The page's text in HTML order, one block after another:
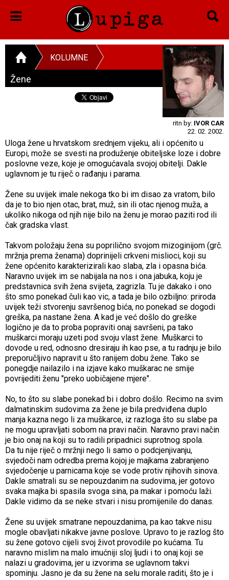
KOLUMNE
Žene
ritn by: IVOR CAR
22. 02. 2002.
Uloga žene u hrvatskom srednjem vijeku, ali i općenito u
Europi, može se svesti na produženje obiteljske loze i dobre
poslovne veze, koje je omogućavala svojoj obitelji. Dakle
uglavnom je tu riječ o rađanju i parama.
Žene su uvijek imale nekoga tko bi im disao za vratom, bilo
da je to bio njen otac, brat, muž, sin ili otac njenog muža, a
ukoliko nikoga od njih nije bilo na ženu je morao paziti rod ili
čak gradska vlast.
Takvom položaju žena su poprilično svojom mizoginijom (grč.
mržnja prema ženama) doprinijeli crkveni mislioci, koji su
žene općenito karakterizirali kao slaba, zla i opasna bića.
Naravno uvijek im se nabijala na nos i ona jabuka, koju je
predstavnica svih žena svijeta, zagrizla. Tu je dakako i ono
što smo ponekad čuli kao vic, a tada je bilo ozbiljno: priroda
uvijek teži stvorenju savršenog bića, no ponekad se dogodi
greška, pa nastane žena. A kad je već došlo do greške
logično je da to proba popraviti onaj savršeni, pa tako
muškarci moraju uzeti pod svoju vlast žene. Muškarci to
dovode u red, odnosno dresiraju ih kao pse, a tu radnju je bilo
preporučljivo napravit u što ranijem dobu žene. Tako se
ponegdje nailazilo i na izjave kako muškarac ne smije
povrijediti ženu "preko uobičajene mjere".
No, to što su slabe ponekad bi i dobro došlo. Recimo na svim
dalmatinskim sudovima za žene je bila predviđena duplo
manja kazna nego li za muškarce, iz razloga što su slabe pa
ne mogu upravljati sobom na pravi način. Naravno pravi način
je bio onaj na koji su to radili pripadnici suprotnog spola.
Da tu nije riječ o mržnji nego li samo o podcjenjivanju,
svjedoči nam odredba prema kojoj je majkama zabranjeno
svjedočenje u parnicama koje se vode protiv njihovih sinova.
Dakle smatrali su se nepouzdanim na sudovima, jer gotovo
svaka majka bi spasila svoga sina, pa makar i pomoću laži.
Dakle vidimo da se neke stvari i nisu promijenile do danas.
Žene su uvijek smatrane nepouzdanima, pa kao takve nisu
mogle obavljati nikakve javne poslove. Upravo to je razlog što
su žene gotovo cijeli svoj život provodile po kućama. Tu
naravno mislim na malo imućniji sloj ljudi i to onaj koji se
nalazi u gradovima, jer u izvorima se uglavnom takvi
spominju. Jasno je da su žene na selu morale raditi, što je i